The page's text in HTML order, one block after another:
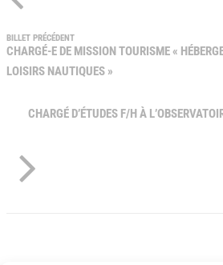
BILLET PRÉCÉDENT
CHARGÉ-E DE MISSION TOURISME «
LOISIRS NAUTIQUES »
CHARGÉ D’ÉTUDES F/H À